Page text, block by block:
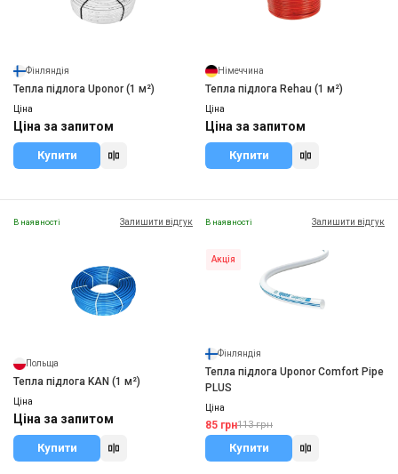
Фінляндія
Тепла підлога Uponor (1 м²)
Ціна
Ціна за запитом
Купити
Німеччина
Тепла підлога Rehau (1 м²)
Ціна
Ціна за запитом
Купити
В наявності Залишити відгук
Польща
Тепла підлога KAN (1 м²)
Ціна
Ціна за запитом
Купити
В наявності Залишити відгук
Акція
Фінляндія
Тепла підлога Uponor Comfort Pipe
PLUS
Ціна
85 грн113 грн
Купити